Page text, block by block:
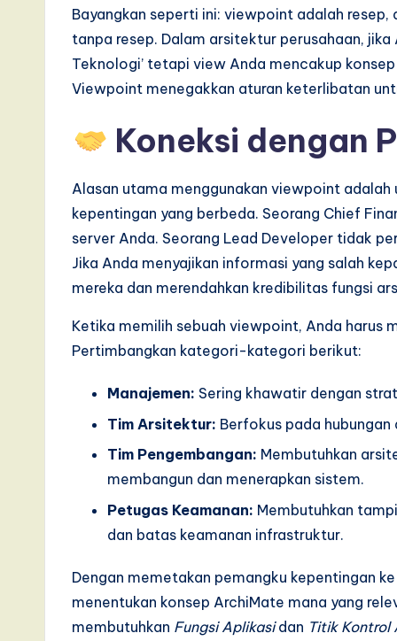
Bayangkan seperti ini: viewpoint adalah
tanpa resep. Dalam arsitektur perusahaan,
Teknologi’ tetapi view Anda mencakup
Viewpoint menegakkan aturan keterlibatan
Koneksi dengan
Alasan utama menggunakan viewpoint
kepentingan yang berbeda. Seorang Chief
server Anda. Seorang Lead Developer tidak
Jika Anda menyajikan informasi yang salah
mereka dan merendahkan kredibilitas fungsi
Ketika memilih sebuah viewpoint, Anda harus
Pertimbangkan kategori-kategori berikut:
Manajemen: Sering khawatir dengan
Tim Arsitektur: Berfokus pada hubungan
Tim Pengembangan: Membutuhkan
membangun dan menerapkan sistem.
Petugas Keamanan: Membutuhkan
dan batas keamanan infrastruktur.
Dengan memetakan pemangku kepentingan
menentukan konsep ArchiMate mana yang
membutuhkan Fungsi Aplikasidan Titik Kontrol